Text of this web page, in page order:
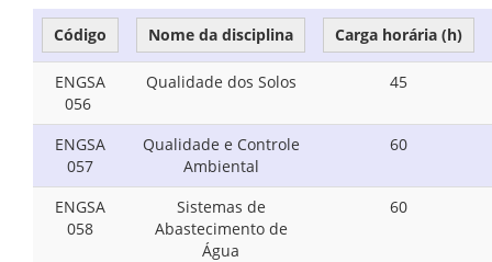
Código Nome da disciplina Carga horária (h)
ENGSA
056
Qualidade dos Solos 45
ENGSA
057
Qualidade e Controle
Ambiental
60
ENGSA
058
Sistemas de
Abastecimento de
Água
60